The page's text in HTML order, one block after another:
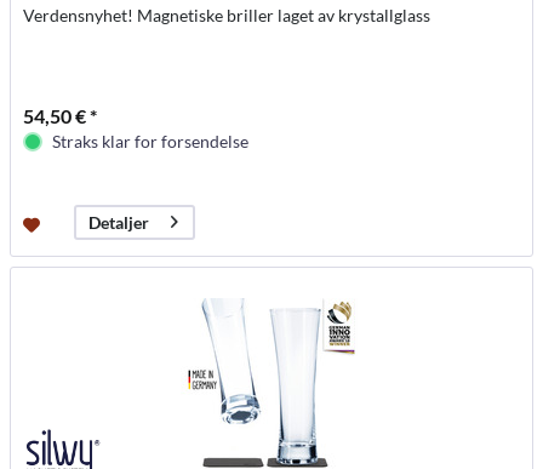
Verdensnyhet! Magnetiske briller laget av krystallglass
54,50 € *
Straks klar for forsendelse
Detaljer